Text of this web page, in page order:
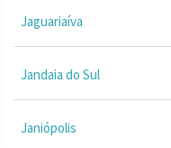
Jaguariaíva
Jandaia do Sul
Janiópolis